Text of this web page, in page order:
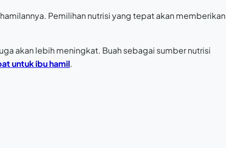
Pemilihan nutrisi yang tepat akan memberikan
akan lebih meningkat. Buah sebagai sumber nutrisi
untuk ibu hamil.